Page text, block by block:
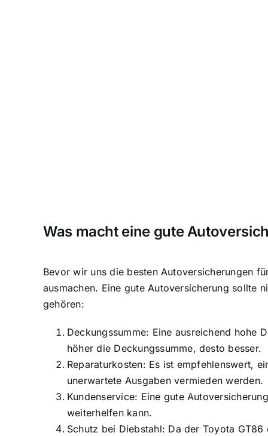
Was macht eine gute
Bevor wir uns die besten Autoversicherungen
ausmachen. Eine gute Autoversicherung sollte
gehören:
Deckungssumme: Eine ausreichend hohe
höher die Deckungssumme, desto besser.
Reparaturkosten: Es ist empfehlenswert,
unerwartete Ausgaben vermieden werden.
Kundenservice: Eine gute
weiterhelfen kann.
Schutz bei Diebstahl: Da der Toyota